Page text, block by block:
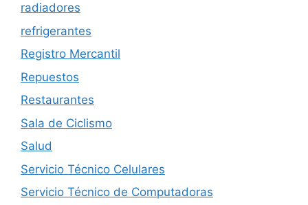
radiadores
refrigerantes
Registro Mercantil
Repuestos
Restaurantes
Sala de Ciclismo
Salud
Servicio Técnico Celulares
Servicio Técnico de Computadoras